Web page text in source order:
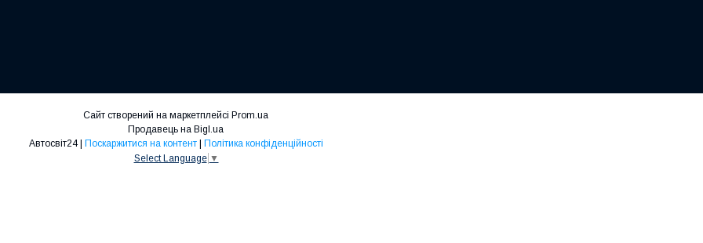
Сайт створений на маркетплейсі Prom.ua
Продавець на Bigl.ua
Поскаржитися на контент
Політика конфіденційності
Select Language ▼